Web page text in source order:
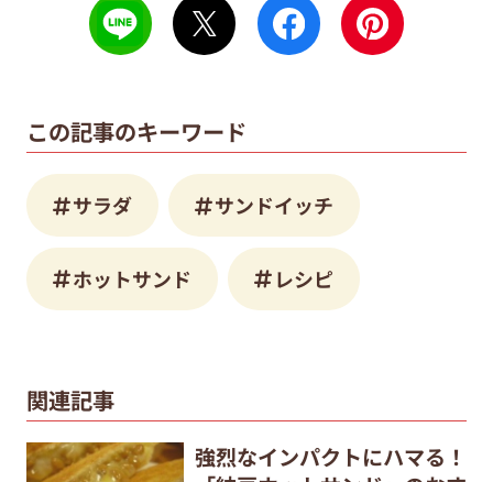
この記事のキーワード
サラダ サンドイッチ
ホットサンド レシピ
関連記事
強烈なインパクトにハマる！